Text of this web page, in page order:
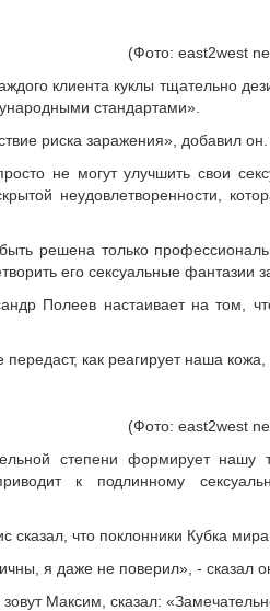
(Фото: east2west
клиента куклы тщательно
стандартами».
риска заражения», добавил он.
не могут улучшить свои
неудовлетворенности,
решена только
его сексуальные фантазии
Полеев настаивает на том,
передаст, как реагирует наша кожа,
(Фото: east2west
степени формирует нашу
к подлинному
сказал, что поклонники Кубка
я даже не поверил», - сказал
зовут Максим, сказал: